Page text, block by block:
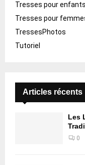
Tresses pour enfants
Tresses pour
TressesPhotos
Tutoriel
Articles récents
Les
0